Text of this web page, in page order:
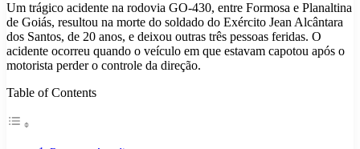
Um trágico acidente na rodovia GO-430, entre Formosa e Planaltina
de Goiás, resultou na morte do soldado do Exército Jean Alcântara
dos Santos, de 20 anos, e deixou outras três pessoas feridas. O
acidente ocorreu quando o veículo em que estavam capotou após o
motorista perder o controle da direção.
Table of Contents